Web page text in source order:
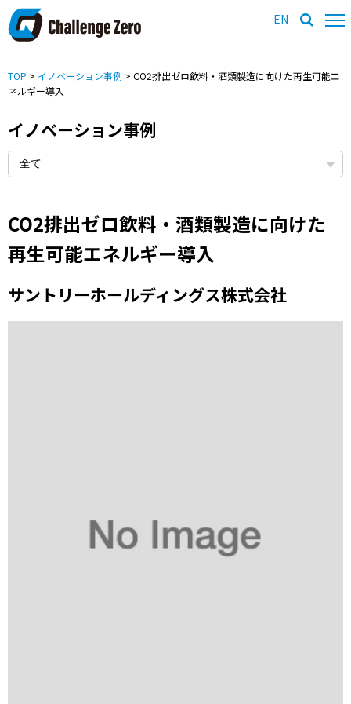
EN
TOP > イノベーション事例 > CO2排出ゼロ飲料・酒類製造に向けた再生可能エ
ネルギー導入
イノベーション事例
CO2排出ゼロ飲料・酒類製造に向けた
再生可能エネルギー導入
サントリーホールディングス株式会社